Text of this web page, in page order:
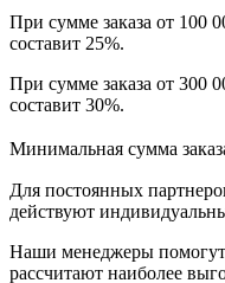
При сумме заказа от 100
составит 25%.
При сумме заказа от 300
составит 30%.
Минимальная сумма
Для постоянных
действуют
Наши менеджеры помогут
рассчитают наиболее